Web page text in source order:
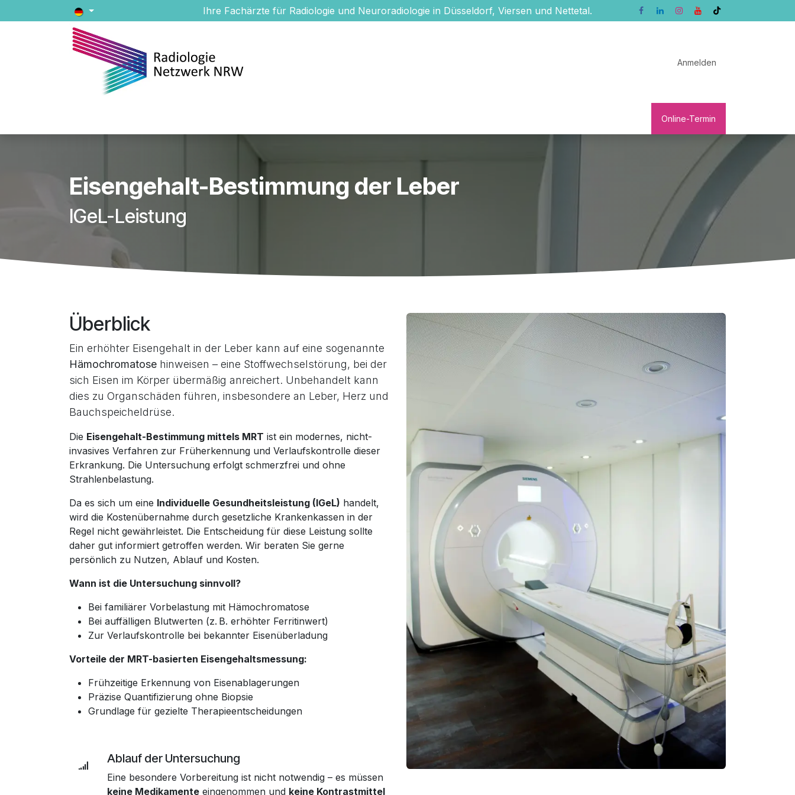
Ihre Fachärzte für Radiologie und Neuroradiologie in Düsseldorf, Viersen und Nettetal.
Anmelden
Online-Termin
Eisengehalt-Bestimmung der Leber
IGeL-Leistung
Überblick
Ein erhöhter Eisengehalt in der Leber kann auf eine sogenannte
Hämochromatose hinweisen – eine Stoffwechselstörung, bei der
sich Eisen im Körper übermäßig anreichert. Unbehandelt kann
dies zu Organschäden führen, insbesondere an Leber, Herz und
Bauchspeicheldrüse.
Die Eisengehalt-Bestimmung mittels MRT ist ein modernes, nicht-
invasives Verfahren zur Früherkennung und Verlaufskontrolle dieser
Erkrankung. Die Untersuchung erfolgt schmerzfrei und ohne
Strahlenbelastung.
Da es sich um eine Individuelle Gesundheitsleistung (IGeL) handelt,
wird die Kostenübernahme durch gesetzliche Krankenkassen in der
Regel nicht gewährleistet. Die Entscheidung für diese Leistung sollte
daher gut informiert getroffen werden. Wir beraten Sie gerne
persönlich zu Nutzen, Ablauf und Kosten.
Wann ist die Untersuchung sinnvoll?
Bei familiärer Vorbelastung mit Hämochromatose
Bei auffälligen Blutwerten (z. B. erhöhter Ferritinwert)
Zur Verlaufskontrolle bei bekannter Eisenüberladung
Vorteile der MRT-basierten Eisengehaltsmessung:
Frühzeitige Erkennung von Eisenablagerungen
Präzise Quantifizierung ohne Biopsie
Grundlage für gezielte Therapieentscheidungen
Ablauf der Untersuchung
Eine besondere Vorbereitung ist nicht notwendig – es müssen
keine Medikamente eingenommen und keine Kontrastmittel